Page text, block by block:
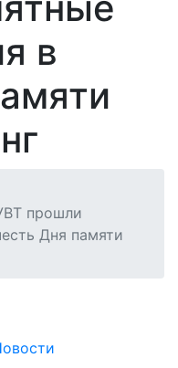
в
прошли
Дня памяти